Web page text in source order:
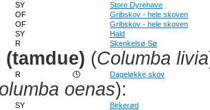
SY
Store Dyrehave
OF
Gribskov - hele skoven
OF
Gribskov - hele skoven
SY
Hald
R Skenkelsø Sø
(Columba livia
R Dageløkke skov
oenas):
SY
Birkerød